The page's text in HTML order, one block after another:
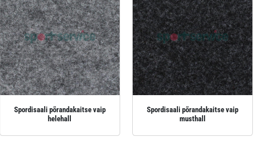
Spordisaali põrandakaitse vaip
helehall
Spordisaali põrandakaitse vaip
musthall